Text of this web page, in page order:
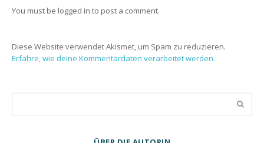
You must be logged in to post a comment.
Diese Website verwendet Akismet, um Spam zu reduzieren.
Erfahre, wie deine Kommentardaten verarbeitet werden.